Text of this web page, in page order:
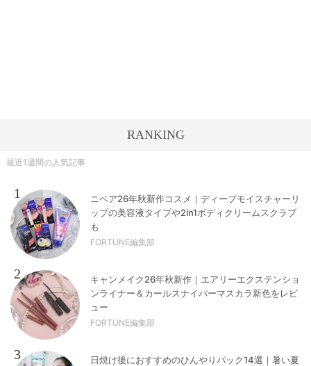
RANKING
最近1週間の人気記事
1
ニベア26年秋新作コスメ｜ディープモイスチャーリ
ップの美容液タイプや2in1ボディクリームスクラブ
も
FORTUNE編集部
2
キャンメイク26年秋新作｜エアリーエクステンショ
ンライナー＆カールスナイパーマスカラ新色をレビ
ュー
FORTUNE編集部
3
日焼け後におすすめのひんやりパック14選｜暑い夏